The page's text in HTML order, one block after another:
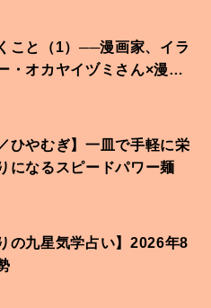
こと（1）──漫画家、イラ
・オカヤイヅミさん×漫画
ひやむぎ】一皿で手軽に栄
になるスピードパワー麺
の九星気学占い】2026年8